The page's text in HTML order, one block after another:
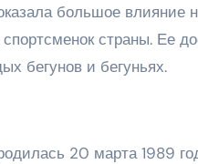
большое влияние
страны. Ее
бегунов и бегуньях.
20 марта 1989